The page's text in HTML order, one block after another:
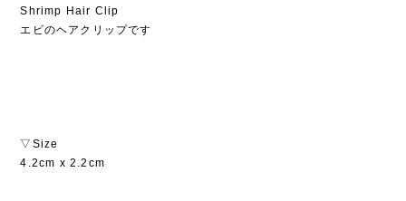
Shrimp Hair Clip
エビのヘアクリップです
▽Size
4.2cm x 2.2cm